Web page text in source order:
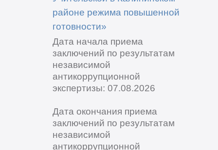
районе режима повышенной
готовности»
Дата начала приема
заключений по результатам
независимой
антикоррупционной
экспертизы: 07.08.2026
Дата окончания приема
заключений по результатам
независимой
антикоррупционной